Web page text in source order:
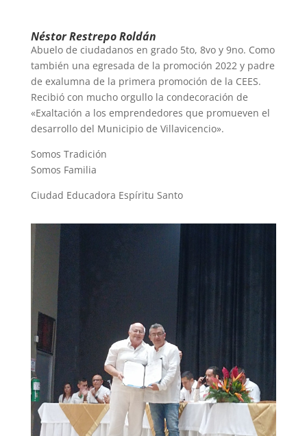
NéstorRestrepo Roldán
Abuelo de ciudadanos en grado 5to, 8vo y 9no. Como
también una egresada de la promoción 2022 y padre
de exalumna de la primera promoción de la CEES.
Recibió con mucho orgullo la condecoración de
«Exaltación a los emprendedores que promueven el
desarrollo del Municipio de Villavicencio».
Somos Tradición
Somos Familia
Ciudad Educadora Espíritu Santo